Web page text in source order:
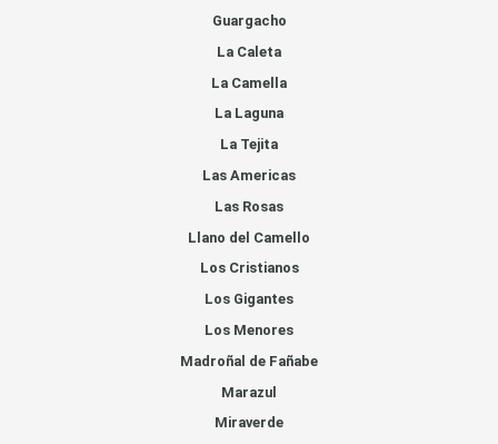
Guargacho
La Caleta
La Camella
La Laguna
La Tejita
Las Americas
Las Rosas
Llano del Camello
Los Cristianos
Los Gigantes
Los Menores
Madroñal de Fañabe
Marazul
Miraverde